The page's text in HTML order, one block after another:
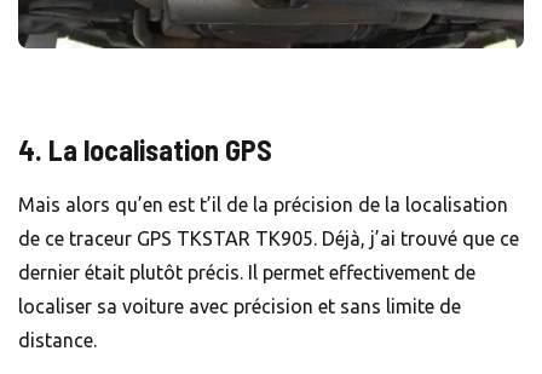
4. La localisation GPS
Mais alors qu’en est t’il de la précision de la localisation
de ce traceur GPS TKSTAR TK905. Déjà, j’ai trouvé que ce
dernier était plutôt précis. Il permet effectivement de
localiser sa voiture avec précision et sans limite de
distance.